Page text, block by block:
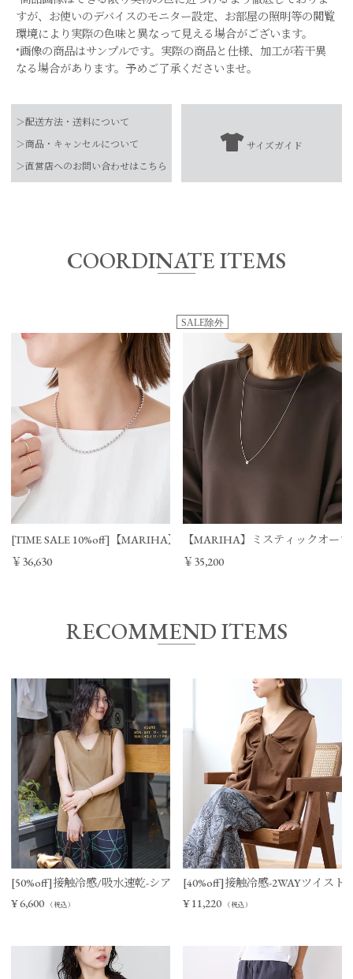
すが、お使いのデバイスのモニター設定、お部屋の照明等の閲覧
環境により実際の色味と異なって見える場合がございます。
*画像の商品はサンプルです。実際の商品と仕様、加工が若干異
なる場合があります。予めご了承くださいませ。
品番
0325110029
SV925 (ロジウムコーティング）
お手入れ方法
-
*詳しくは商品の取扱表示にてご確認をお願
全長
FREE
60㎝ 0.2㎝
【お届け希望日につきまして】
予めご了承くださいませ。
＞配送方法・送料について
＞商品・キャンセルについて
＞直営店へのお問い合わせはこちら
サイズガイド
COORDINATE ITEMS
[TIME SALE 10%off]【MARIHA】Silent Rain ボールチェーンネックレ
￥36,630
SALE除外
【MARIHA】ミスティックオーブ
￥35,200
RECOMMEND ITEMS
[50%off]接触冷感/吸水速乾-シアーVネックニットベスト
¥6,600 （税込）
[40%off]接触冷感-2WAYツイスト
¥ 11,220 （税込）